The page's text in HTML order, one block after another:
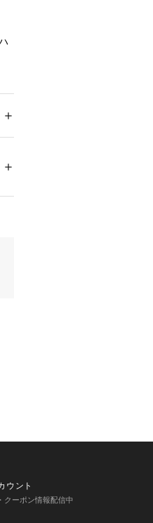
ウント
クーポン情報配信中